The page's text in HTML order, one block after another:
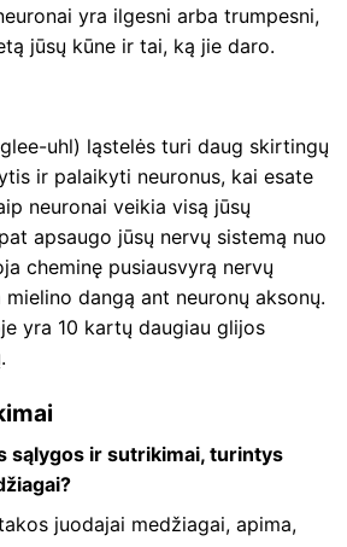
yra ilgesni arba trumpesni,
jūsų kūne ir tai, ką jie daro.
uhl) ląstelės turi daug skirtingų
ir palaikyti neuronus, kai esate
neuronai veikia visą jūsų
apsaugo jūsų nervų sistemą nuo
cheminę pusiausvyrą nervų
dangą ant neuronų aksonų.
yra 10 kartų daugiau glijos
sąlygos ir sutrikimai, turintys
juodajai medžiagai, apima,